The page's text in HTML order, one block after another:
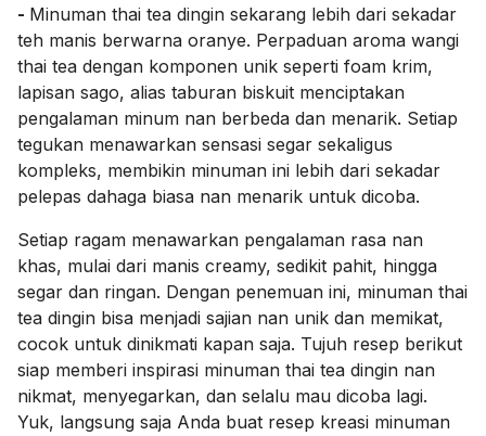
- Minuman thai tea dingin sekarang lebih dari sekadar
teh manis berwarna oranye. Perpaduan aroma wangi
thai tea dengan komponen unik seperti foam krim,
lapisan sago, alias taburan biskuit menciptakan
pengalaman minum nan berbeda dan menarik. Setiap
tegukan menawarkan sensasi segar sekaligus
kompleks, membikin minuman ini lebih dari sekadar
pelepas dahaga biasa nan menarik untuk dicoba.
Setiap ragam menawarkan pengalaman rasa nan
khas, mulai dari manis creamy, sedikit pahit, hingga
segar dan ringan. Dengan penemuan ini, minuman thai
tea dingin bisa menjadi sajian nan unik dan memikat,
cocok untuk dinikmati kapan saja. Tujuh resep berikut
siap memberi inspirasi minuman thai tea dingin nan
nikmat, menyegarkan, dan selalu mau dicoba lagi.
Yuk, langsung saja Anda buat resep kreasi minuman